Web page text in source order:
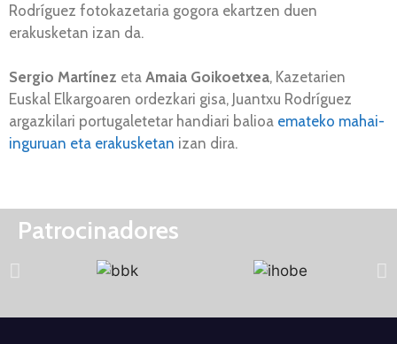
Rodríguez fotokazetaria gogora ekartzen duen
erakusketan izan da.
Sergio Martínez eta Amaia Goikoetxea, Kazetarien
Euskal Elkargoaren ordezkari gisa, Juantxu Rodríguez
argazkilari portugaletetar handiari balioa emateko mahai-
inguruan eta erakusketan izan dira.
Patrocinadores